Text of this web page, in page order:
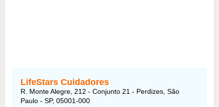
LifeStars Cuidadores
R. Monte Alegre, 212 - Conjunto 21 - Perdizes, São
Paulo - SP, 05001-000